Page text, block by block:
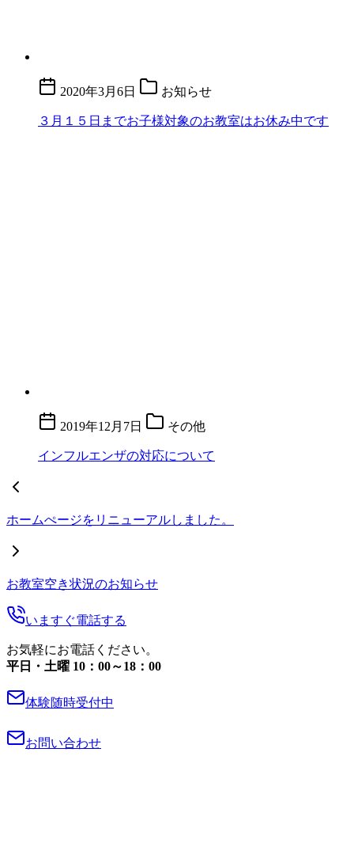
2020年3月6日 お知らせ
３月１５日までお子様対象のお教室はお休み中です
2019年12月7日 その他
インフルエンザの対応について
ホームぺージをリニューアルしました。
お教室空き状況のお知らせ
いますぐ電話する
お気軽にお電話ください。
平日・土曜 10：00～18：00
体験随時受付中
お問い合わせ